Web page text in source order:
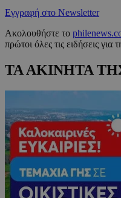
Εγγραφή στο Newsletter
Ακολουθήστε το
πρώτοι όλες τις ειδήσεις
ΤΑ ΑΚΙΝΗΤΑ